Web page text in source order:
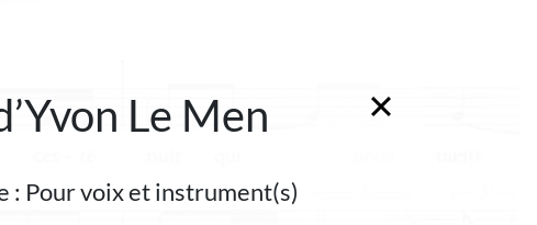
Le Men
: Pour voix et instrument(s)